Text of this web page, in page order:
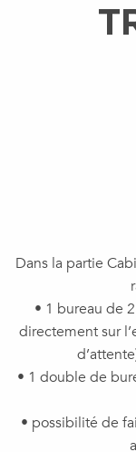
Dans la partie
• 1 bureau de
directement sur
• 1 double de
• possibilité de